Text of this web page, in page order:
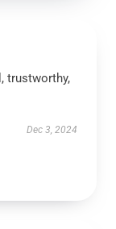
trustworthy,
Dec 3, 2024